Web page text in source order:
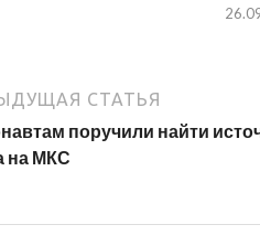
СТАТЬЯ
поручили найти
на МКС